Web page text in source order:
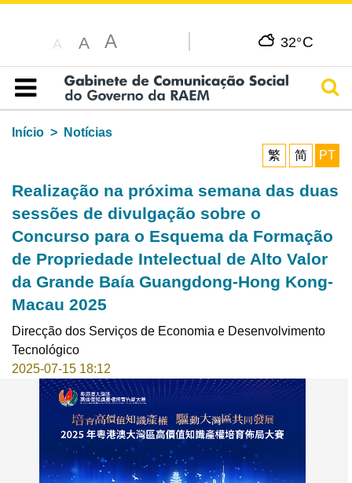
A A A 32°C
Índice
Início
Notícias
繁
简 PT
Realização na próxima semana das duas
sessões de divulgação sobre o
Concurso para o Esquema da Formação
de Propriedade Intelectual de Alto Valor
da Grande Baía Guangdong-Hong Kong-
Macau 2025
Direcção dos Serviços de Economia e Desenvolvimento
Tecnológico
2025-07-15 18:12